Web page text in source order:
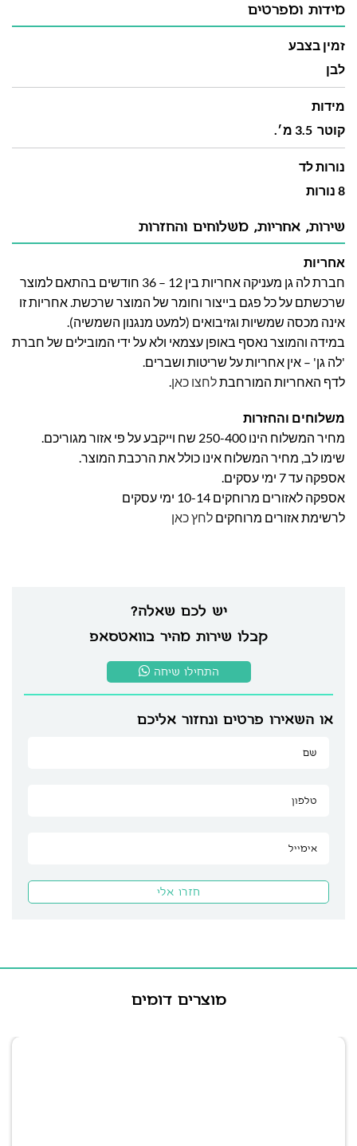
מידות ומפרטים
זמין בצבע
לבן
מידות
קוטר 3.5 מ׳.
נורות לד
8 נורות
יש לכם שאלה?
קבלו שירות מהיר בוואטסאפ
התחילו שיחה
או השאירו פרטים ונחזור אליכם
שירות, אחריות, משלוחים והחזרות
אחריות
חברת לה גן מעניקה אחריות בין 12 – 36 חודשים בהתאם למוצר
שרכשתם על כל פגם בייצור וחומר של המוצר שרכשת. אחריות זו
אינה מכסה שמשיות וגזיבואים (למעט מנגנון השמשיה).
במידה והמוצר נאסף באופן עצמאי ולא על ידי המובילים של חברת
'לה גן' – אין אחריות על שריטות ושברים.
לדף האחריות המורחבתלחצו כאן.
משלוחים והחזרות
מחיר המשלוח הינו 250-400 שח וייקבע על פי אזור מגוריכם.
שימו לב, מחיר המשלוח אינו כולל את הרכבת המוצר.
אספקה עד 7 ימי עסקים.
אספקה לאזורים מרוחקים 10-14 ימי עסקים
לרשימת אזורים מרוחקים לחץ כאן
מוצרים דומים